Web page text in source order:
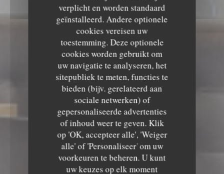
verplicht en worden standaard
geïnstalleerd. Andere optionele
cookies vereisen uw
toestemming. Deze optionele
cookies worden gebruikt om
uw navigatie te analyseren, het
sitepubliek te meten, functies te
bieden (bijv. gerelateerd aan
sociale netwerken) of
gepersonaliseerde advertenties
of inhoud weer te geven. Klik
op 'OK, accepteer alle', 'Weiger
alle' of 'Personaliseer' om uw
voorkeuren te beheren. U kunt
uw keuzes op elk moment
Le Sale Gosse
RESTAURANT
7 RUE DU PRÉSIDENT DE
GAULLE 85000 LA ROCHE SUR YON
Le Sale Gosse